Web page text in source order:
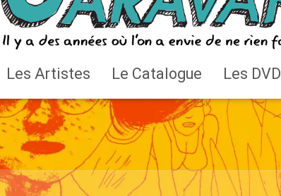
Les Artistes Le Catalogue Les DVD